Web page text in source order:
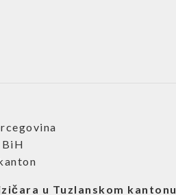
u Tuzlanskom kantonu